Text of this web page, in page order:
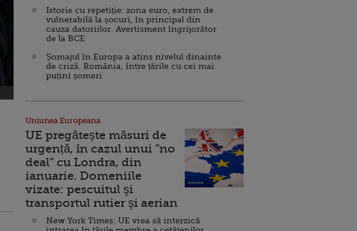
Istorie cu repetiție: zona euro, extrem de
vulnerabilă la șocuri, în principal din
cauza datoriilor. Avertisment îngrijorător
de la BCE
Șomajul în Europa a atins nivelul dinainte
de criză. România, între țările cu cei mai
puțini șomeri
Uniunea Europeana
UE pregătește măsuri de
urgență, în cazul unui ”no
deal” cu Londra, din
ianuarie. Domeniile
vizate: pescuitul şi
transportul rutier şi aerian
New York Times: UE vrea să interzică